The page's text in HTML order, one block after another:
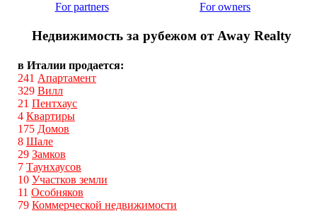
For partners For owners
Недвижимость за рубежом от Away Realty
в Италии продается:
241 Апартамент
329 Вилл
21 Пентхаус
4 Квартиры
175 Домов
8 Шале
29 Замков
7 Таунхаусов
10 Участков земли
11 Особняков
79 Коммерческой недвижимости